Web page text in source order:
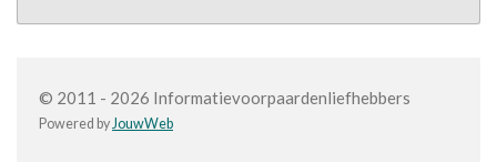
© 2011 - 2026 Informatievoorpaardenliefhebbers
Powered byJouwWeb